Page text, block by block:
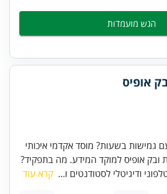
הגש מועמדות
אופיס
גמישות בשעות? מוסד אקדמי איכותי
ובק אופיס למוקד המידע. מה בתפקיד?
ודיגיטלי לסטודנטים ו... קרא עוד